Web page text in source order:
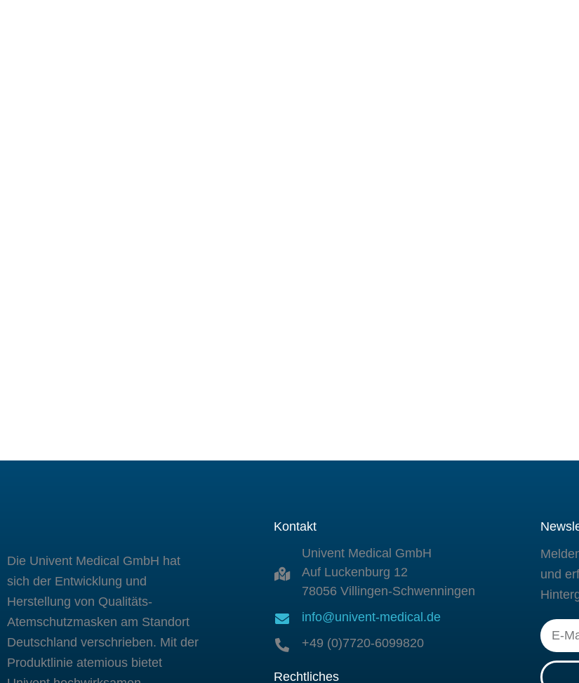
Die Univent Medical GmbH hat
sich der Entwicklung und
Herstellung von Qualitäts-
Atemschutzmasken am Standort
Deutschland verschrieben. Mit der
Produktlinie atemious bietet
Kontakt
Univent Medical GmbH
Auf Luckenburg 12
78056 Villingen-Schwenningen
info@univent-medical.de
+49 (0)7720-6099820
Rechtliches
und
E-
Mail